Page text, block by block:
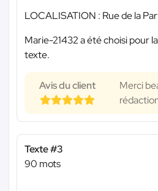
LOCALISATION : Rue de la
Marie-21432 a été choisi pour
texte.
Avis du client
Merci
Texte #3
90 mots